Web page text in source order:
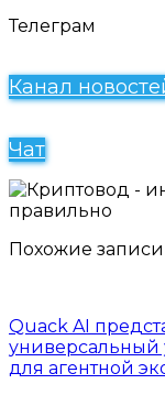
Телеграм
Канал
Чат
Похожие записи
Quack AI
универсальный
для агентной